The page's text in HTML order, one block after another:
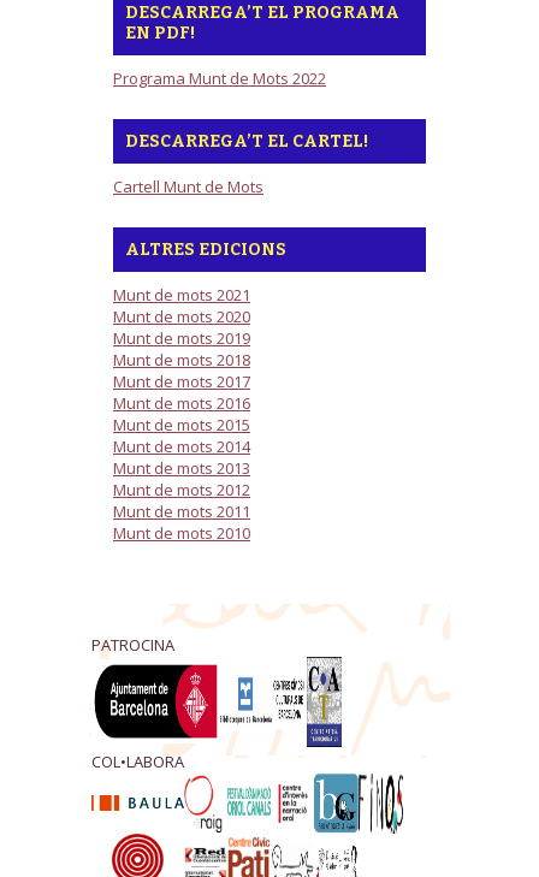
DESCARREGA’T EL PROGRAMA
EN PDF!
Programa Munt de Mots 2022
DESCARREGA’T EL CARTEL!
Cartell Munt de Mots
ALTRES EDICIONS
Munt de mots 2021
Munt de mots 2020
Munt de mots 2019
Munt de mots 2018
Munt de mots 2017
Munt de mots 2016
Munt de mots 2015
Munt de mots 2014
Munt de mots 2013
Munt de mots 2012
Munt de mots 2011
Munt de mots 2010
PATROCINA
COL•LABORA